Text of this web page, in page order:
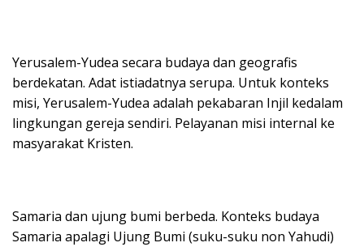
Yerusalem-Yudea secara budaya dan geografis
berdekatan. Adat istiadatnya serupa. Untuk konteks
misi, Yerusalem-Yudea adalah pekabaran Injil kedalam
lingkungan gereja sendiri. Pelayanan misi internal ke
masyarakat Kristen.
Samaria dan ujung bumi berbeda. Konteks budaya
Samaria apalagi Ujung Bumi (suku-suku non Yahudi)